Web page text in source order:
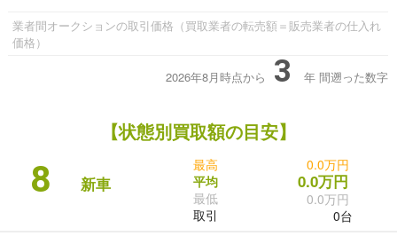
業者間オークションの取引価格（買取業者の転売額＝販売業者の仕入れ
価格）
2026年8月時点から 3 年 間遡った数字
【状態別買取額の目安】
8 新車
最高
平均
最低
取引
0.0万円
0.0万円
0.0万円
0台